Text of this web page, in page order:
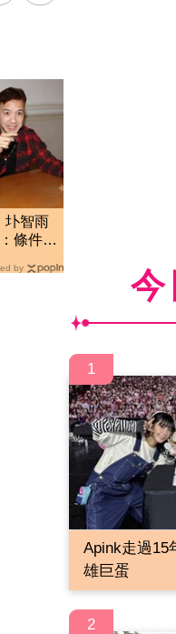
圤智雨
條件好
by 今
1
Apink走過15
雄巨蛋
2